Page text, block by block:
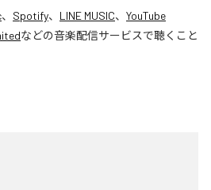
、 Spotify、 LINE MUSIC、 YouTube
などの音楽配信サービスで聴くこと